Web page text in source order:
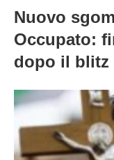
Nuovo
Occupato:
dopo il blitz